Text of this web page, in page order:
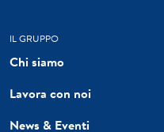
IL GRUPPO
Chi siamo
Lavora con noi
News & Eventi